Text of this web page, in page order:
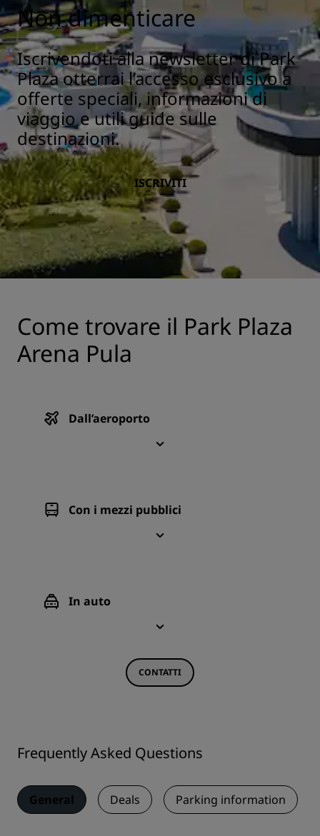
Non dimenticare
Iscrivendoti alla newsletter di Park
Plaza otterrai l’accesso esclusivo a
offerte speciali, informazioni di
viaggio e utili guide sulle
destinazioni.
ISCRIVITI
Come trovare il Park Plaza
Arena Pula
Dall’aeroporto
Con i mezzi pubblici
In auto
CONTATTI
Frequently Asked Questions
General Deals Parking information